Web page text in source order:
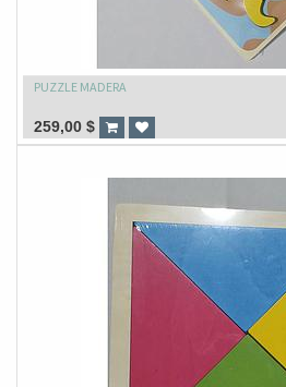
PUZZLE MADERA
259,00 $